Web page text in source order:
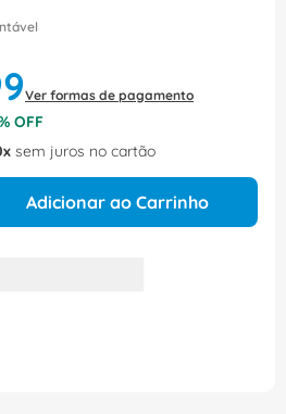
Ver formas de pagamento
OFF
sem juros no cartão
Adicionar ao Carrinho